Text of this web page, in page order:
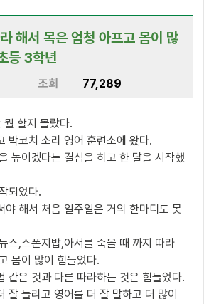
해서 목은 엄청 아프고 몸이 많
등 3학년
조회 77,289
뭘 할지 몰랐다.
박코치 소리 영어 훈련소에 왔다.
높이겠다는 결심을 하고 한 달을 시작했
되었다.
야 해서 처음 일주일은 거의 한마디도 못
스,스폰지밥,아서를 죽을 때 까지 따라
몸이 많이 힘들었다.
같은 것과 다른 따라하는 것은 힘들었다.
잘 들리고 영어를 더 잘 말하고 더 많이